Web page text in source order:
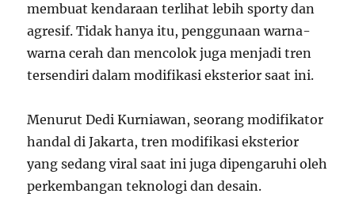
membuat kendaraan terlihat lebih sporty dan
agresif. Tidak hanya itu, penggunaan warna-
warna cerah dan mencolok juga menjadi tren
tersendiri dalam modifikasi eksterior saat ini.
Menurut Dedi Kurniawan, seorang modifikator
handal di Jakarta, tren modifikasi eksterior
yang sedang viral saat ini juga dipengaruhi oleh
perkembangan teknologi dan desain.